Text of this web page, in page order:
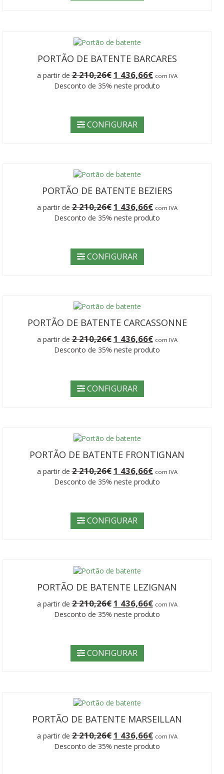
PORTÃO DE BATENTE BARCARES
a partir de2 210,26€ O
preço
original
210,26€.
1 436,66€O
preço
com IVA
Desconto de 35% neste produto
CONFIGURAR
PORTÃO DE BATENTE BEZIERS
a partir de2 210,26€ O
preço
original
210,26€.
1 436,66€O
preço
com IVA
Desconto de 35% neste produto
CONFIGURAR
PORTÃO DE BATENTE CARCASSONNE
a partir de2 210,26€ O
preço
original
210,26€.
1 436,66€O
preço
com IVA
Desconto de 35% neste produto
CONFIGURAR
PORTÃO DE BATENTE FRONTIGNAN
a partir de2 210,26€ O
preço
original
210,26€.
1 436,66€O
preço
com IVA
Desconto de 35% neste produto
CONFIGURAR
PORTÃO DE BATENTE LEZIGNAN
a partir de2 210,26€ O
preço
original
210,26€.
1 436,66€O
preço
com IVA
Desconto de 35% neste produto
CONFIGURAR
PORTÃO DE BATENTE MARSEILLAN
a partir de2 210,26€ O
preço
original
1 436,66€O
preço
com IVA
Desconto de 35% neste produto